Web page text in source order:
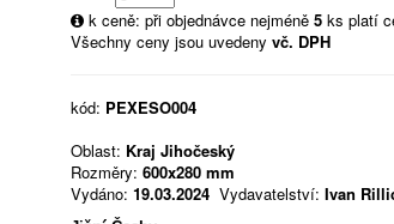
k ceně: při objednávce nejméně 5ks platí
Všechny ceny jsou uvedeny vč. DPH
kód: PEXESO004
Oblast: Kraj Jihočeský
Rozměry: 600x280 mm
Vydáno: 19.03.2024 Vydavatelství: Ivan